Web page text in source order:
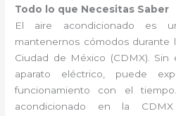
Todo lo que Necesitas Saber
El aire acondicionado es
mantenernos cómodos durante
Ciudad de México (CDMX). Sin
aparato eléctrico, puede
funcionamiento con el
acondicionado en la